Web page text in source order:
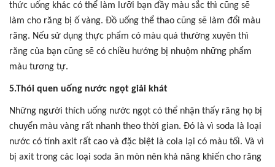
thức uống khác có thể làm lưỡi bạn đầy màu sắc thì cũng sẽ
làm cho răng bị ố vàng. Đồ uống thể thao cũng sẽ làm đổi màu
răng. Nếu sử dụng thực phẩm có màu quá thường xuyên thì
răng của bạn cũng sẽ có chiều hướng bị nhuộm những phẩm
màu tương tự.
5.Thói quen uống nước ngọt giải khát
Những người thích uống nước ngọt có thể nhận thấy răng họ bị
chuyển màu vàng rất nhanh theo thời gian. Đó là vì soda là loại
nước có tính axit rất cao và đặc biệt là cola lại có màu tối. Và vì
bị axit trong các loại soda ăn mòn nên khả năng khiến cho răng